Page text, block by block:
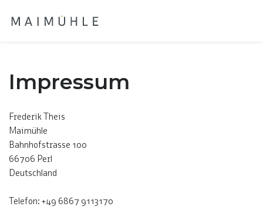
Impressum
Frederik Theis
Maimühle
Bahnhofstrasse 100
66706 Perl
Deutschland
Telefon: +49 6867 9113170